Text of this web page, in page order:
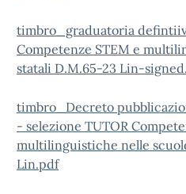
timbro_graduatoria
Competenze STEM e
statali D.M.65-23 Lin-
timbro_Decreto
- selezione TUTOR
multilinguistiche nelle
Lin.pdf